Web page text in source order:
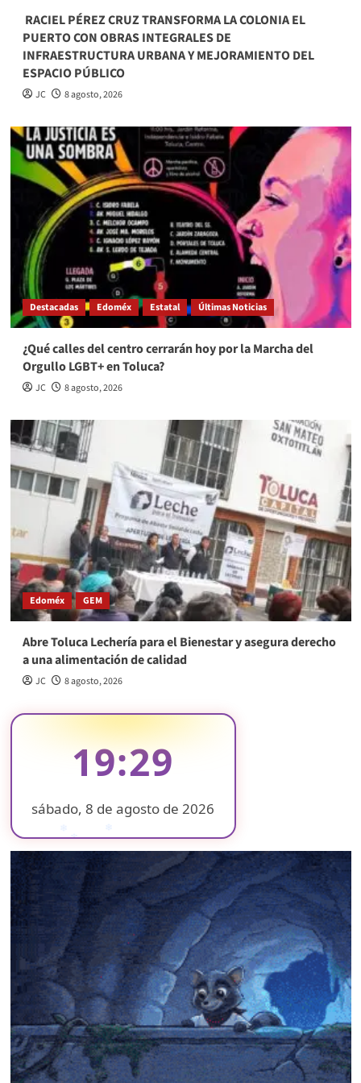
​ RACIEL PÉREZ CRUZ TRANSFORMA LA COLONIA EL
PUERTO CON OBRAS INTEGRALES DE
INFRAESTRUCTURA URBANA Y MEJORAMIENTO DEL
ESPACIO PÚBLICO
JC 8 agosto, 2026
Destacadas Edoméx Estatal Últimas Noticias
¿Qué calles del centro cerrarán hoy por la Marcha del
Orgullo LGBT+ en Toluca?
JC 8 agosto, 2026
Edoméx GEM
Abre Toluca Lechería para el Bienestar y asegura derecho
a una alimentación de calidad
JC 8 agosto, 2026
19:29
sábado, 8 de agosto de 2026
❄
❄
❄
❄
❄
❄
❄
❄